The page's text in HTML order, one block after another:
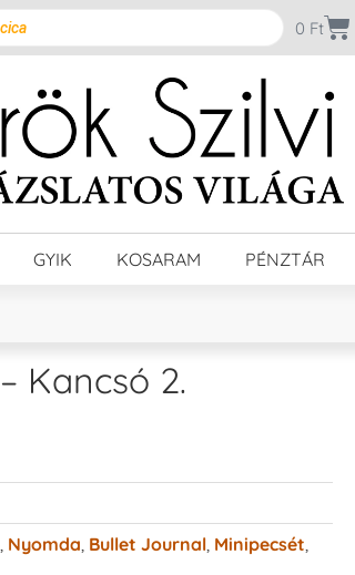
0 Ft
GYIK KOSARAM PÉNZTÁR
Kancsó 2.
Nyomda Bullet Journal, Minipecsét